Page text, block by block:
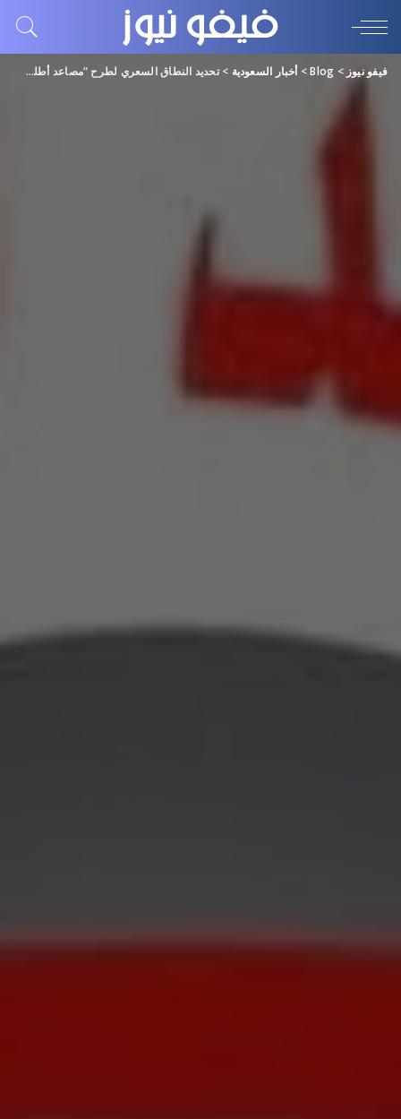
فيفو نيوز >
Blog
> أخبار السعودية >تحديد النطاق السعري لطرح “مصاعد أطلس” في “نمو” بين 21 و23 ريالا